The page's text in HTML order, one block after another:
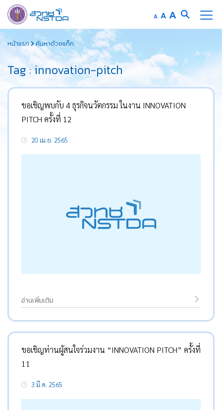
to
content
A Decrease
font
AReset
font
A Increase
font
หน้าแรก ค้นหาด้วยแท็ก
Tag : innovation-pitch
ขอเชิญพบกับ 4 ธุรกิจนวัตกรรม ในงาน INNOVATION
PITCH ครั้งที่ 12
20 เม.ย. 2565
อ่านเพิ่มเติม
ขอเชิญท่านผู้สนใจร่วมงาน “INNOVATION PITCH” ครั้งที่
11
3 มี.ค. 2565